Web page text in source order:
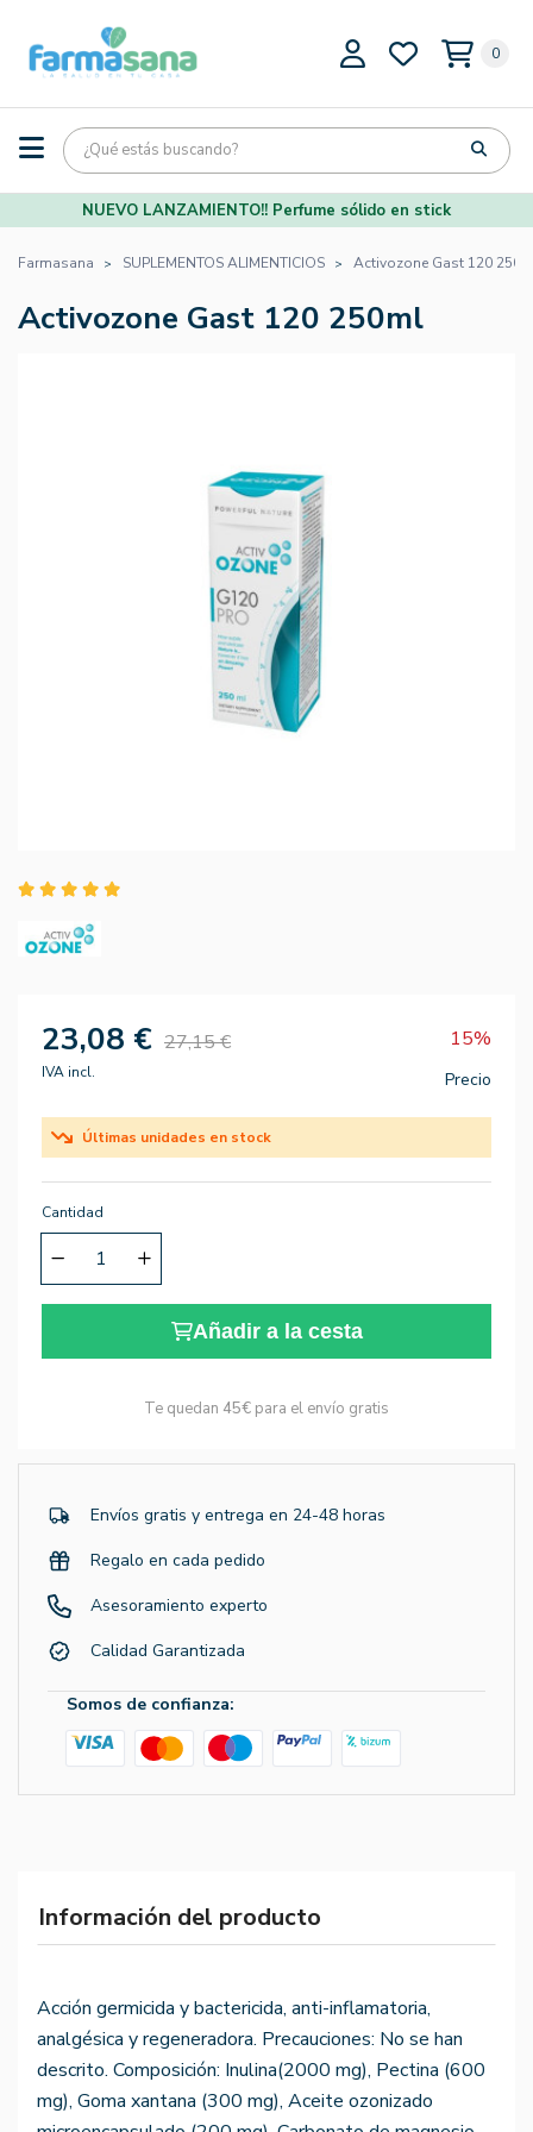
0
NUEVO LANZAMIENTO!! Perfume sólido en stick
Farmasana SUPLEMENTOS ALIMENTICIOS Activozone Gast 120
Activozone Gast 120 250ml
23,08 € 27,15 € 15%
IVA incl. Precio
Últimas unidades en stock
Cantidad
Añadir a la cesta
Te quedan 45€ para el envío gratis
Envíos gratis y entrega en 24-48 horas
Regalo en cada pedido
Asesoramiento experto
Calidad Garantizada
Somos de confianza:
Información del producto
Acción germicida y bactericida, anti-inflamatoria,
analgésica y regeneradora. Precauciones: No se han
descrito. Composición: Inulina(2000 mg), Pectina (600
mg), Goma xantana (300 mg), Aceite ozonizado